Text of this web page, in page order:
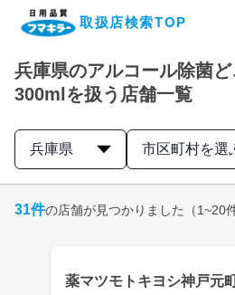
取扱店検索TOP
企業・IR情報サイト
製品情報サイト
取扱店検索はこちら
兵庫県のアルコール除菌
300mlを扱う店舗一覧
兵庫県 市区町村を選
31件の店舗が見つかりました （1~20
薬マツモトキヨシ神戸元